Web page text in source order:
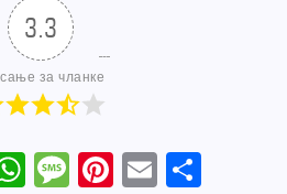
3.3
за чланке
W M Pi E